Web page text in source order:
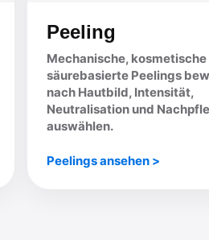
Peeling
Mechanische, kosmetische
säurebasierte Peelings
nach Hautbild, Intensität,
Neutralisation und
auswählen.
Peelings ansehen